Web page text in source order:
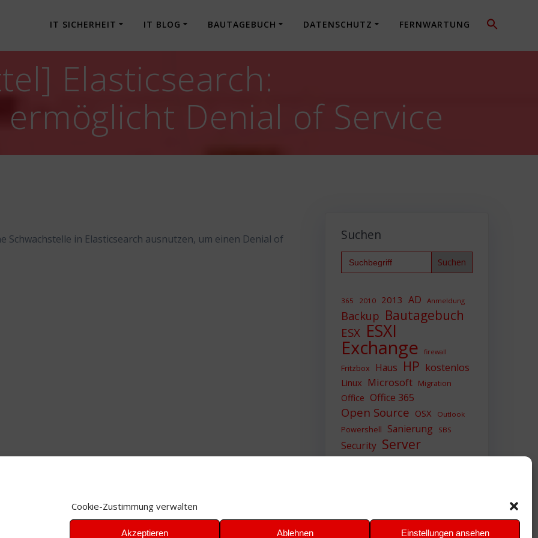
Cookie-Zustimmung verwalten
Akzeptieren Ablehnen Einstellungen ansehen
IT SICHERHEIT IT BLOG BAUTAGEBUCH DATENSCHUTZ FERNWARTUNG
Elasticsearch:
Denial of Service
in Elasticsearch ausnutzen, um einen Denial of
Suchen
Search
for:
365 2010 2013 AD Anmeldung
Backup Bautagebuch
ESX ESXI
Exchange firewall
Fritzbox Haus HP kostenlos
Linux Microsoft Migration
Office Office 365
Open Source OSX Outlook
Powershell Sanierung SBS
Security Server
Sicherheit SIEM
VMWare VPN WAZUH